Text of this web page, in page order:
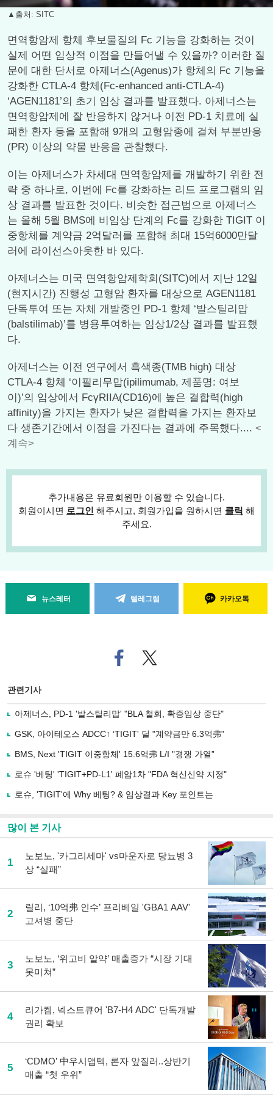
▲출처: SITC
면역항암제 항체 후보물질의 Fc 기능을 강화하는 것이
실제 어떤 임상적 이점을 만들어낼 수 있을까? 이러한 질
문에 대한 단서로 아제너스(Agenus)가 항체의 Fc 기능을
강화한 CTLA-4 항체(Fc-enhanced anti-CTLA-4)
‘AGEN1181’의 초기 임상 결과를 발표했다. 아제너스는
면역항암제에 잘 반응하지 않거나 이전 PD-1 치료에 실
패한 환자 등을 포함해 9개의 고형암종에 걸쳐 부분반응
(PR) 이상의 약물 반응을 관찰했다.
이는 아제너스가 차세대 면역항암제를 개발하기 위한 전
략 중 하나로, 이번에 Fc를 강화하는 리드 프로그램의 임
상 결과를 발표한 것이다. 비슷한 접근법으로 아제너스
는 올해 5월 BMS에 비임상 단계의 Fc를 강화한 TIGIT 이
중항체를 계약금 2억달러를 포함해 최대 15억6000만달
러에 라이선스아웃한 바 있다.
아제너스는 미국 면역항암제학회(SITC)에서 지난 12일
(현지시간) 진행성 고형암 환자를 대상으로 AGEN1181
단독투여 또는 자체 개발중인 PD-1 항체 ‘발스틸리맙
(balstilimab)’를 병용투여하는 임상1/2상 결과를 발표했
다.
아제너스는 이전 연구에서 흑색종(TMB high) 대상
CTLA-4 항체 ‘이필리무맙(ipilimumab, 제품명: 여보
이)’의 임상에서 FcγRIIA(CD16)에 높은 결합력(high
affinity)을 가지는 환자가 낮은 결합력을 가지는 환자보
다 생존기간에서 이점을 가진다는 결과에 주목했다.... <
계속>
추가내용은 유료회원만 이용할 수 있습니다.
회원이시면 로그인 해주시고, 회원가입을 원하시면 클릭 해
주세요.
뉴스레터 텔레그램 카카오톡
페
이
로
기
사
유
기
트위
터로
관련기사
아제너스, PD-1 '발스틸리맙' "BLA 철회, 확증임상 중단"
GSK, 아이테오스 ADCC↑ ‘TIGIT' 딜 "계약금만 6.3억弗"
BMS, Next 'TIGIT 이중항체' 15.6억弗 L/I "경쟁 가열”
로슈 '베팅' 'TIGIT+PD-L1' 폐암1차 "FDA 혁신신약 지정"
로슈, 'TIGIT'에 Why 베팅? & 임상결과 Key 포인트는
많이 본 기사
1
노보노, '카그리세마' vs마운자로 당뇨병 3
상 “실패”
2
릴리, ‘10억弗 인수’ 프리베일 'GBA1 AAV'
고셔병 중단
3
노보노, ‘위고비 알약’ 매출증가 “시장 기대
못미쳐”
4
리가켐, 넥스트큐어 'B7-H4 ADC' 단독개발
권리 확보
5
‘CDMO’ 中우시앱텍, 론자 앞질러..상반기
매출 “첫 우위”